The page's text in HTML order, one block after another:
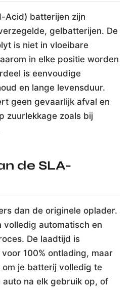
Acid) batterijen zijn
gelbatterijen. De
is niet in vloeibare
in elke positie worden
is eenvoudige
en lange levensduur.
geen gevaarlijk afval en
zuurlekkage zoals bij
de SLA-
dan de originele oplader.
volledig automatisch en
De laadtijd is
100% ontlading, maar
je batterij volledig te
na elk gebruik op, of